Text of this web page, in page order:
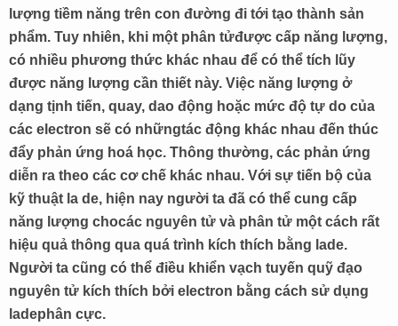
lượng tiềm năng trên con đường đi tới tạo thành sản
phẩm. Tuy nhiên, khi một phân tửđược cấp năng lượng,
có nhiều phương thức khác nhau để có thể tích lũy
được năng lượng cần thiết này. Việc năng lượng ở
dạng tịnh tiến, quay, dao động hoặc mức độ tự do của
các electron sẽ có nhữngtác động khác nhau đến thúc
đẩy phản ứng hoá học. Thông thường, các phản ứng
diễn ra theo các cơ chế khác nhau. Với sự tiến bộ của
kỹ thuật la de, hiện nay người ta đã có thể cung cấp
năng lượng chocác nguyên tử và phân tử một cách rất
hiệu quả thông qua quá trình kích thích bằng lade.
Người ta cũng có thể điều khiển vạch tuyến quỹ đạo
nguyên tử kích thích bởi electron bằng cách sử dụng
ladephân cực.